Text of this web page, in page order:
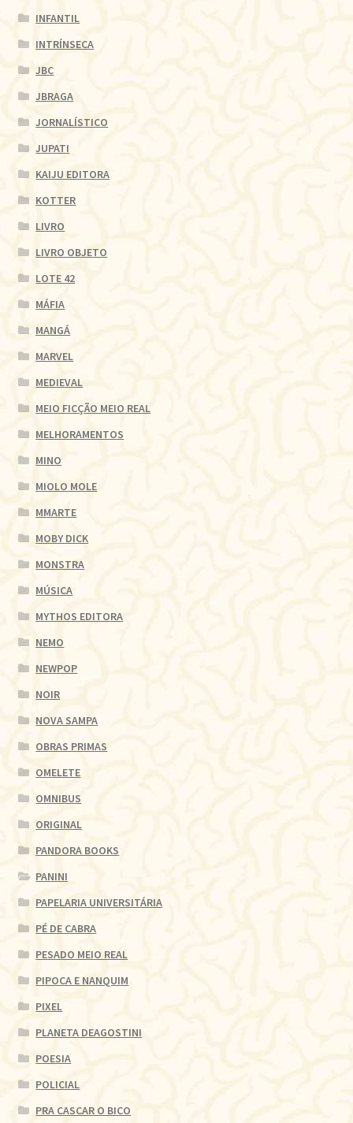
INFANTIL
INTRÍNSECA
JBC
JBRAGA
JORNALÍSTICO
JUPATI
KAIJU EDITORA
KOTTER
LIVRO
LIVRO OBJETO
LOTE 42
MÁFIA
MANGÁ
MARVEL
MEDIEVAL
MEIO FICÇÃO MEIO REAL
MELHORAMENTOS
MINO
MIOLO MOLE
MMARTE
MOBY DICK
MONSTRA
MÚSICA
MYTHOS EDITORA
NEMO
NEWPOP
NOIR
NOVA SAMPA
OBRAS PRIMAS
OMELETE
OMNIBUS
ORIGINAL
PANDORA BOOKS
PANINI
PAPELARIA UNIVERSITÁRIA
PÉ DE CABRA
PESADO MEIO REAL
PIPOCA E NANQUIM
PIXEL
PLANETA DEAGOSTINI
POESIA
POLICIAL
PRA CASCAR O BICO